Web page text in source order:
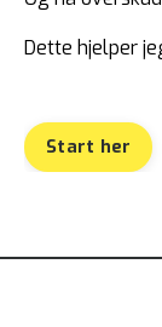
Dette hjelper
Start her